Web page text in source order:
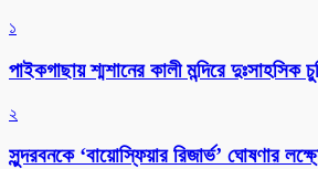
১
পাইকগাছায় শ্মশানের কালী মন্দিরে দুঃসাহসিক
২
সুন্দরবনকে ‘বায়োস্ফিয়ার রিজার্ভ’ ঘোষণার